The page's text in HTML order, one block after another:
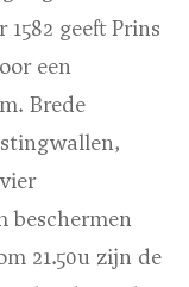
geeft Prins
een
Brede
beschermen
21.50u zijn de